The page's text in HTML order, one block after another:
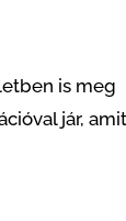
is meg
jár, amit